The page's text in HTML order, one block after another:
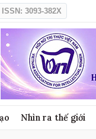
ISSN: 3093-382X
Nhìn ra thế giới